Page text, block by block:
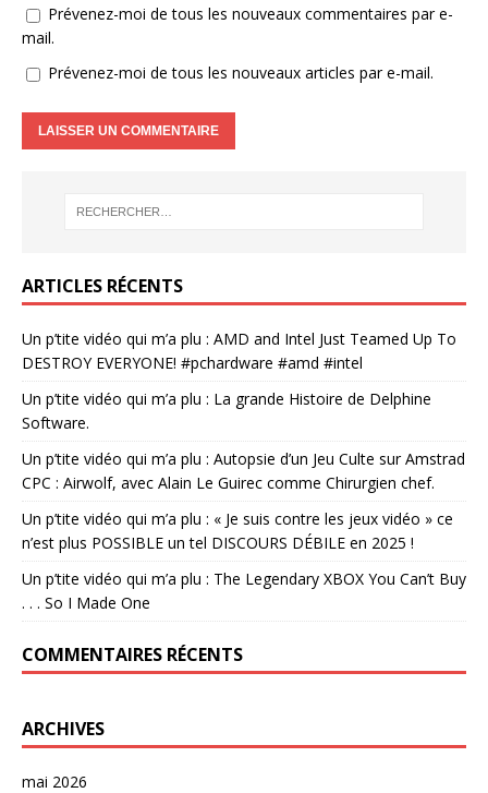
Prévenez-moi de tous les nouveaux commentaires par e-
mail.
Prévenez-moi de tous les nouveaux articles par e-mail.
ARTICLES RÉCENTS
Un p’tite vidéo qui m’a plu : AMD and Intel Just Teamed Up To
DESTROY EVERYONE! #pchardware #amd #intel
Un p’tite vidéo qui m’a plu : La grande Histoire de Delphine
Software.
Un p’tite vidéo qui m’a plu : Autopsie d’un Jeu Culte sur Amstrad
CPC : Airwolf, avec Alain Le Guirec comme Chirurgien chef.
Un p’tite vidéo qui m’a plu : « Je suis contre les jeux vidéo » ce
n’est plus POSSIBLE un tel DISCOURS DÉBILE en 2025 !
Un p’tite vidéo qui m’a plu : The Legendary XBOX You Can’t Buy
. . . So I Made One
COMMENTAIRES RÉCENTS
ARCHIVES
mai 2026